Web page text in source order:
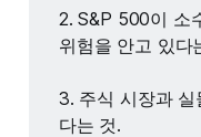
2. S&P 500이 소
위험을 안고 있다
3. 주식 시장과 실
다는 것.